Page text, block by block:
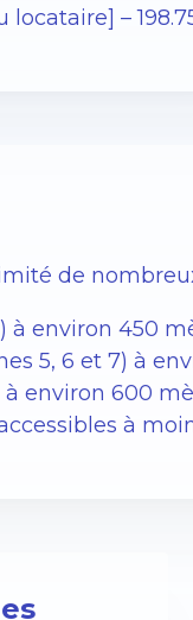
locataire] –
de
à environ 450
5, 6 et 7) à
environ 600
à